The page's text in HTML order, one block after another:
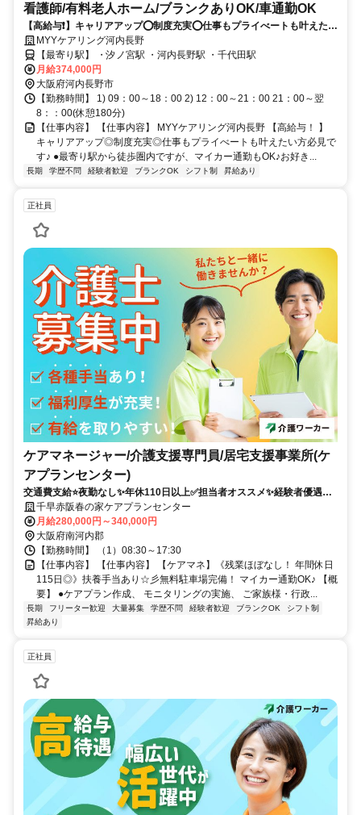
看護師/有料老人ホーム/ブランクありOK/車通勤OK
【高給与❗️】キャリアアップ⭕制度充実⭕仕事もプライべートも叶えたい
方必見です✨
MYYケアリング河内長野
【最寄り駅】 ・汐ノ宮駅 ・河内長野駅 ・千代田駅
月給374,000円
大阪府河内長野市
【勤務時間】 1) 09：00～18：00 2) 12：00～21：00 21：00～翌
8：：00(休憩180分)
【仕事内容】 【仕事内容】 MYYケアリング河内長野 【高給与！ 】
キャリアアップ◎制度充実◎仕事もプライべートも叶えたい方必見で
す♪ ●最寄り駅から徒歩圏内ですが、マイカー通勤もOK♪お好き...
長期 学歴不問 経験者歓迎 ブランクOK シフト制 昇給あり
正社員
ケアマネージャー/介護支援専門員/居宅支援事業所(ケ
アプランセンター)
交通費支給⭐️夜勤なし✨年休110日以上✅️担当者オススメ✨経験者優遇⭕️
車通勤ＯＫ
千早赤阪春の家ケアプランセンター
月給280,000円～340,000円
大阪府南河内郡
【勤務時間】 （1）08:30～17:30
【仕事内容】 【仕事内容】 【ケアマネ】《残業ほぼなし！ 年間休日
115日◎》扶養手当あり☆彡無料駐車場完備！ マイカー通勤OK♪ 【概
要】 ●ケアプラン作成、 モニタリングの実施、 ご家族様・行政...
長期 フリーター歓迎 大量募集 学歴不問 経験者歓迎 ブランクOK
シフト制
昇給あり
正社員